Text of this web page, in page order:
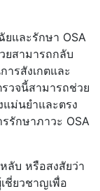
และรักษา OSA
ยสามารถกลับ
รสังเกตและ
วจนี้สามารถช่วย
ม่นยำและตรง
รักษาภาวะ OSA
หรือสงสัยว่า
ชี่ยวชาญเพื่อ